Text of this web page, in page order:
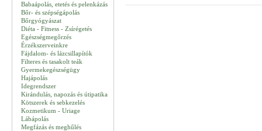
Babaápolás, etetés és pelenkázás
Bőr- és szépségápolás
Bőrgyógyászat
Diéta - Fitness - Zsírégetés
Egészségmegőrzés
Érzékszerveinkre
Fájdalom- és lázcsillapítók
Filteres és tasakolt teák
Gyermekegészségügy
Hajápolás
Idegrendszer
Kirándulás, napozás és útipatika
Kötszerek és sebkezelés
Kozmetikum - Uriage
Lábápolás
Megfázás és meghűlés